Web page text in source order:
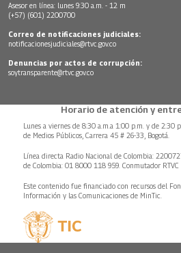
Asesor en línea: lunes 9:30 a.m. - 12 m
(+57) (601) 2200700
Correo de notificaciones judiciales:
notificacionesjudiciales@rtvc.gov.co
Denuncias por actos de corrupción:
soytransparente@rtvc.gov.co
Horario de atención y
Lunes a viernes de 8:30 a.m.a 1:00 p.m. y de 2:30
de Medios Públicos, Carrera 45 # 26-33, Bogotá.
Línea directa Radio Nacional de Colombia:
de Colombia: 01 8000 118 959. Conmutador
Este contenido fue financiado con recursos del
Información y las Comunicaciones de MinTic.